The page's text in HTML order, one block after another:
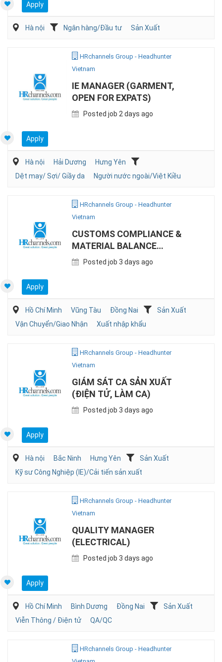
Apply
Hà nội Ngân hàng/Đầu tư Sản Xuất
HRchannels Group - Headhunter
Vietnam
IE MANAGER (GARMENT,
OPEN FOR EXPATS)
Posted job 2 days ago
Apply
Hà nội Hải Dương
Hưng Yên
Dệt may/ Sợi/ Giầy da
Người nước ngoài/Việt Kiều
HRchannels Group - Headhunter
Vietnam
CUSTOMS COMPLIANCE &
MATERIAL BALANCE
SPECIALIST (EPE)
Posted job 3 days ago
Apply
Hồ Chí Minh Vũng Tàu Đồng Nai
Sản Xuất
Vận Chuyển/Giao Nhận
Xuất nhập khẩu
HRchannels Group - Headhunter
Vietnam
GIÁM SÁT CA SẢN XUẤT
(ĐIỆN TỬ, LÀM CA)
Posted job 3 days ago
Apply
Hà nội Bắc Ninh Hưng Yên
Sản Xuất
Kỹ sư Công Nghiệp (IE)/Cải tiến sản xuất
HRchannels Group - Headhunter
Vietnam
QUALITY MANAGER
(ELECTRICAL)
Posted job 3 days ago
Apply
Hồ Chí Minh Bình Dương Đồng Nai
Sản Xuất
Viễn Thông / Điện tử
QA/QC
HRchannels Group - Headhunter